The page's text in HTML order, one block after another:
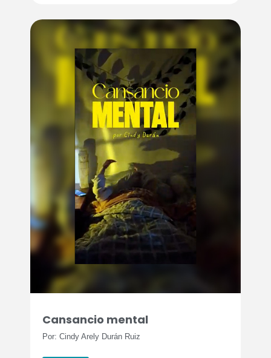
Cansancio mental
Por: Cindy Arely Durán Ruiz